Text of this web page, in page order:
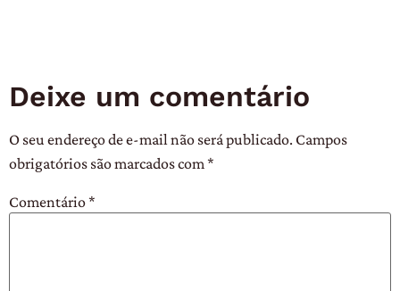
Deixe um comentário
O seu endereço de e-mail não será publicado. Campos
obrigatórios são marcados com *
Comentário*